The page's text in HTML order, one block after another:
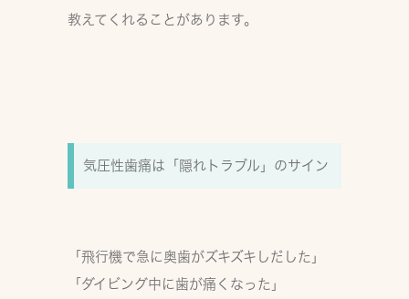
教えてくれることがあります。
気圧性歯痛は「隠れトラブル」のサイン
「飛行機で急に奥歯がズキズキしだした」
「ダイビング中に歯が痛くなった」